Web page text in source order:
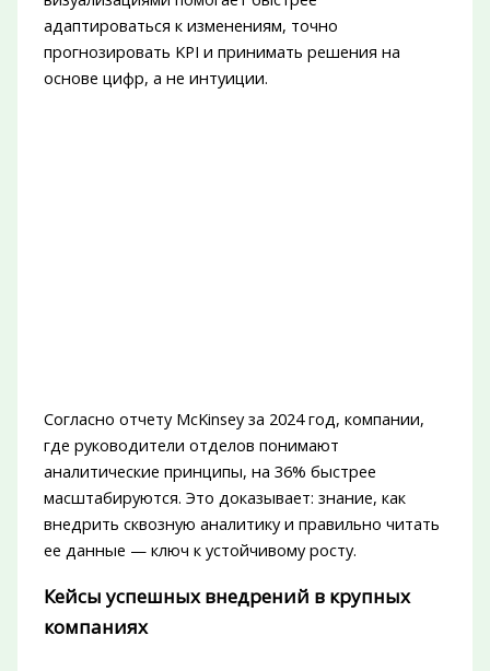
адаптироваться к изменениям, точно
прогнозировать KPI и принимать решения на
основе цифр, а не интуиции.
Согласно отчету McKinsey за 2024 год, компании,
где руководители отделов понимают
аналитические принципы, на 36% быстрее
масштабируются. Это доказывает: знание, как
внедрить сквозную аналитику и правильно читать
ее данные — ключ к устойчивому росту.
Кейсы успешных внедрений в крупных
компаниях